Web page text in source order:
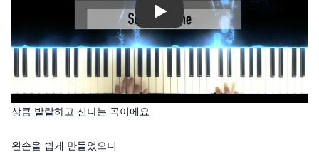
Play
상큼 발랄하고 신나는 곡이에요
왼손을 쉽게 만들었으니